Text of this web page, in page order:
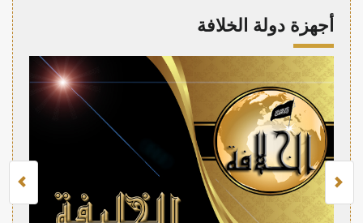
أجهزة دولة الخلافة